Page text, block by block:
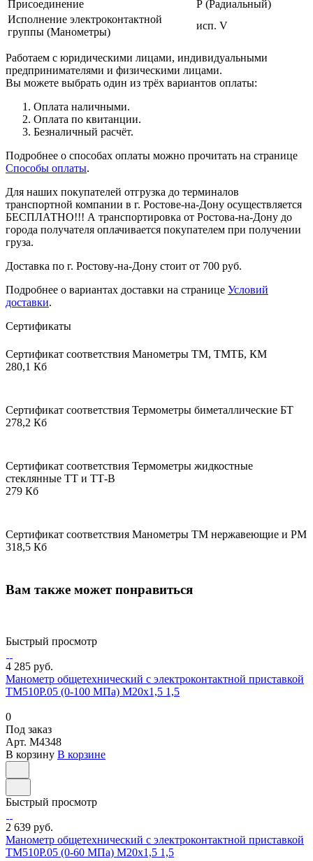
Присоединение
Р (Радиальный)
Исполнение электроконтактной
группы (Манометры)
исп. V
Работаем с юридическими лицами, индивидуальными
предпринимателями и физическими лицами.
Вы можете выбрать один из трёх вариантов оплаты:
Оплата наличными.
Оплата по квитанции.
Безналичный расчёт.
Подробнее о способах оплаты можно прочитать на странице
Способы оплаты.
Для наших покупателей отгрузка до терминалов
транспортной компании в г. Ростове-на-Дону осуществляется
БЕСПЛАТНО!!! А транспортировка от Ростова-на-Дону до
города получателя оплачивается покупателем при получении
груза.
Доставка по г. Ростову-на-Дону стоит от 700 руб.
Подробнее о вариантах доставки на странице Условий
доставки.
Сертификаты
Сертификат соответствия Манометры ТМ, ТМТБ, КМ
280,1 Кб
Сертификат соответствия Термометры биметаллические БТ
278,2 Кб
Сертификат соответствия Термометры жидкостные
стеклянные ТТ и ТТ-В
279 Кб
Сертификат соответствия Манометры ТМ нержавеющие и РМ
318,5 Кб
Вам также может понравиться
Быстрый просмотр
4 285 руб.
Манометр общетехнический с электроконтактной приставкой
ТМ510Р.05 (0-100 МПа) М20х1,5 1,5
0
Под заказ
Арт. M4348
В корзину В корзине
Быстрый просмотр
2 639 руб.
Манометр общетехнический с электроконтактной приставкой
ТМ510Р.05 (0-60 МПа) М20х1,5 1,5